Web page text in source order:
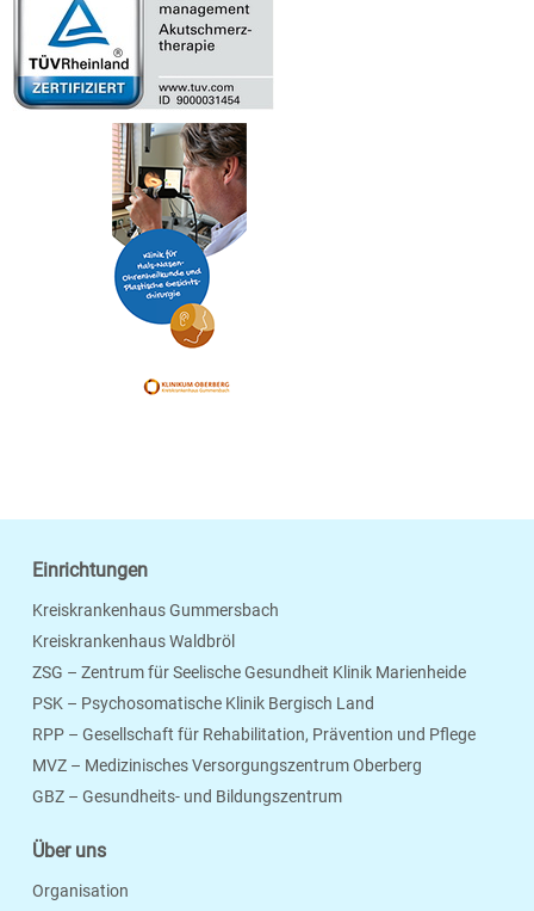
Seite Drucken
Einrichtungen
Kreiskrankenhaus Gummersbach
Kreiskrankenhaus Waldbröl
ZSG – Zentrum für Seelische Gesundheit Klinik Marienheide
PSK – Psychosomatische Klinik Bergisch Land
RPP – Gesellschaft für Rehabilitation, Prävention und Pflege
MVZ – Medizinisches Versorgungszentrum Oberberg
GBZ – Gesundheits- und Bildungszentrum
Über uns
Organisation